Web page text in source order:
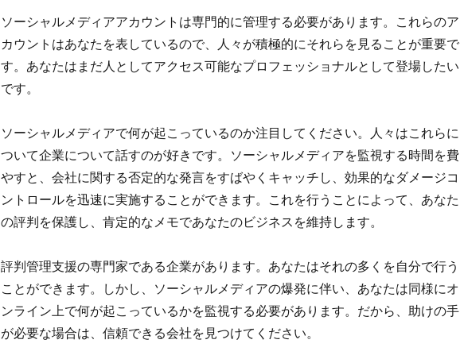
ソーシャルメディアアカウントは専門的に管理する必要があります。これらのア
カウントはあなたを表しているので、人々が積極的にそれらを見ることが重要で
す。あなたはまだ人としてアクセス可能なプロフェッショナルとして登場したい
です。
ソーシャルメディアで何が起こっているのか注目してください。人々はこれらに
ついて企業について話すのが好きです。ソーシャルメディアを監視する時間を費
やすと、会社に関する否定的な発言をすばやくキャッチし、効果的なダメージコ
ントロールを迅速に実施することができます。これを行うことによって、あなた
の評判を保護し、肯定的なメモであなたのビジネスを維持します。
評判管理支援の専門家である企業があります。あなたはそれの多くを自分で行う
ことができます。しかし、ソーシャルメディアの爆発に伴い、あなたは同様にオ
ンライン上で何が起こっているかを監視する必要があります。だから、助けの手
が必要な場合は、信頼できる会社を見つけてください。